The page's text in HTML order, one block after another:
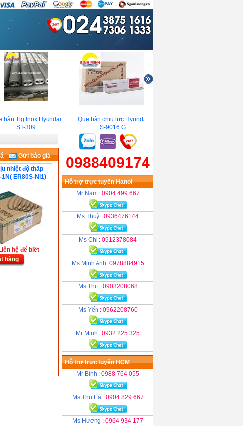
hàn Tig Inox Hyundai
ST-309
Que hàn chịu lưc Hyundai
S-9016.G
Gửi báo giá
nhiệt độ thấp
1N( ER80S-Ni1)
hệ để biết
hàng
0988409174
Hỗ trợ trực tuyến Hanoi
Mr Nam : 0904 499 667
Ms Thuỷ : 0936476144
Ms Chi : 0912378084
Ms Minh Anh :0978884915
Ms Thư : 0903208068
Ms Yến : 0962208760
Mr Minh : 0932 225 325
Hỗ trợ trực tuyến HCM
Mr Bình : 0988 764 055
Ms Thu Hà : 0904 829 667
Ms Hương : 0964 934 177